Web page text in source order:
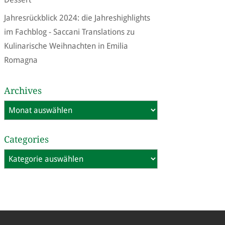
Jahresrückblick 2024: die Jahreshighlights
im Fachblog - Saccani Translationszu
Kulinarische Weihnachten in Emilia
Romagna
Archives
Archives
Categories
Categories